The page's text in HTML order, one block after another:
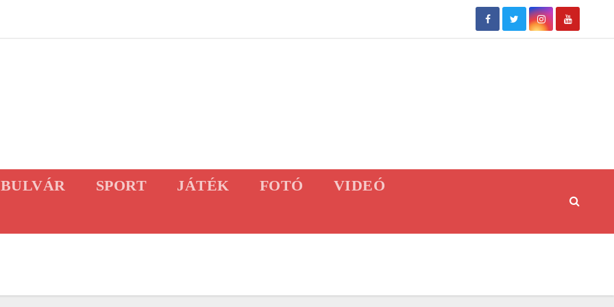
BULVÁR SPORT JÁTÉK FOTÓ
VIDEÓ